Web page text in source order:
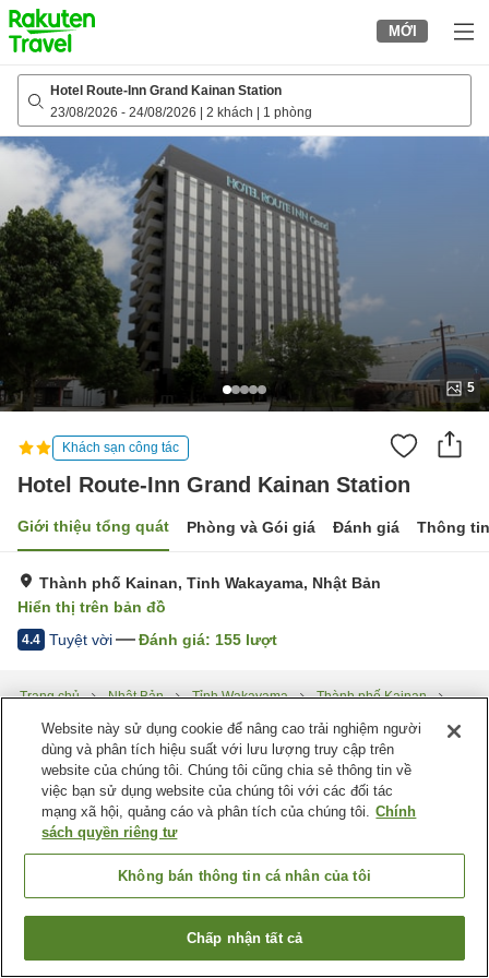
to
top
page
MỚI
Hotel Route-Inn Grand Kainan Station
23/08/2026 - 24/08/2026 2 khách 1 phòng
5
Khách sạn công tác
Hotel Route-Inn Grand Kainan Station
Giới thiệu tổng quát Phòng và Gói giá Đánh giá Thông
Thành phố Kainan, Tỉnh Wakayama, Nhật Bản
Hiển thị trên bản đồ
4.4 Tuyệt vời Đánh giá: 155 lượt
Trang chủ Nhật Bản Tỉnh Wakayama
Thành phố Kainan
Tìm phòng trống
Website này sử dụng cookie để nâng cao trải nghiệm người
dùng và phân tích hiệu suất với lưu lượng truy cập trên
website của chúng tôi. Chúng tôi cũng chia sẻ thông tin về
việc bạn sử dụng website của chúng tôi với các đối tác
mạng xã hội, quảng cáo và phân tích của chúng tôi. Chính
sách quyền riêng tư
Không bán thông tin cá nhân của tôi
Chấp nhận tất cả